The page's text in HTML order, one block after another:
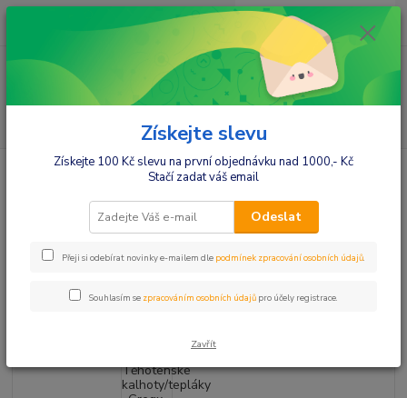
ks
za 0,00 Kč
Těhotenské kalhoty/tepláky Gregx, Awan s kapsami - černé, vel. XS
Těhotenské kalhoty/tepláky
Gregx, Awan s kapsami - černé,
vel. XS
Získejte slevu
Získejte 100 Kč slevu na první objednávku nad 1000,- Kč
Stačí zadat váš email
Odeslat
Přeji si odebírat novinky e-mailem dle podmínek zpracování osobních údajů.
Souhlasím se zpracováním osobních údajů pro účely registrace.
Zavřít